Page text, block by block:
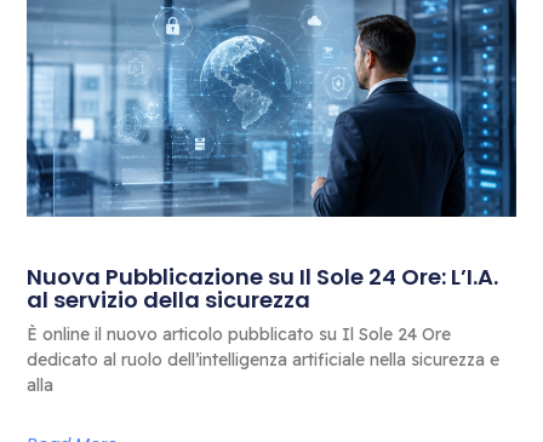
Nuova Pubblicazione su Il Sole 24 Ore: L’I.A.
al servizio della sicurezza
È online il nuovo articolo pubblicato su Il Sole 24 Ore
dedicato al ruolo dell’intelligenza artificiale nella sicurezza e
alla